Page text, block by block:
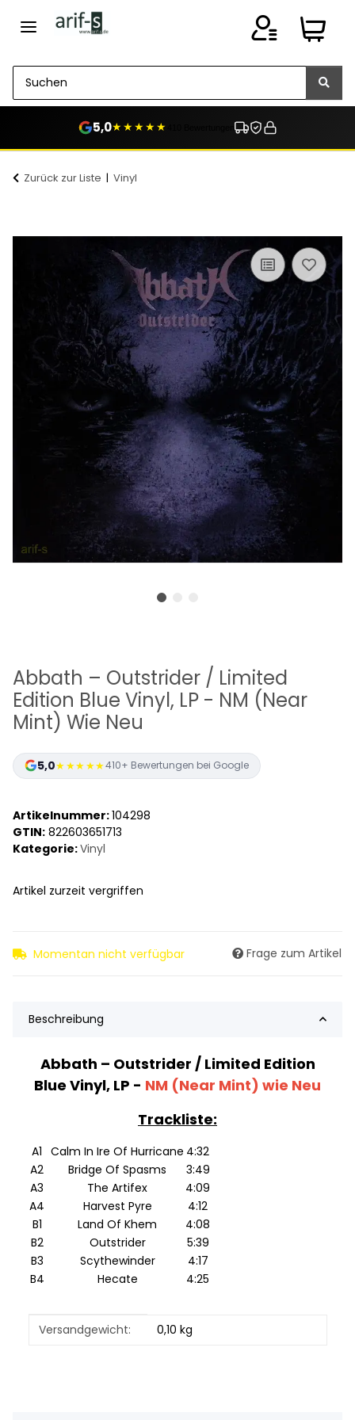
5,0★★★★★
Zurück zur Liste Vinyl
Abbath – Outstrider / Limited
Edition Blue Vinyl, LP - NM (Near
Mint) Wie Neu
5,0★★★★★410+ Bewertungen bei Google
Artikelnummer:104298
GTIN: 822603651713
Kategorie:Vinyl
Artikel zurzeit vergriffen
Momentan nicht verfügbar Frage zum Artikel
Beschreibung
Abbath – Outstrider / Limited Edition
Blue Vinyl, LP - NM (Near Mint) wie Neu
Trackliste:
A1 Calm In Ire Of Hurricane 4:32
A2
Bridge Of Spasms
3:49
A3
The Artifex
4:09
A4
Harvest Pyre
4:12
B1
Land Of Khem
4:08
B2
Outstrider
5:39
B3
Scythewinder
4:17
B4
Hecate 4:25
Produkteigenschaft
Wert
Versandgewicht: 0,10 kg